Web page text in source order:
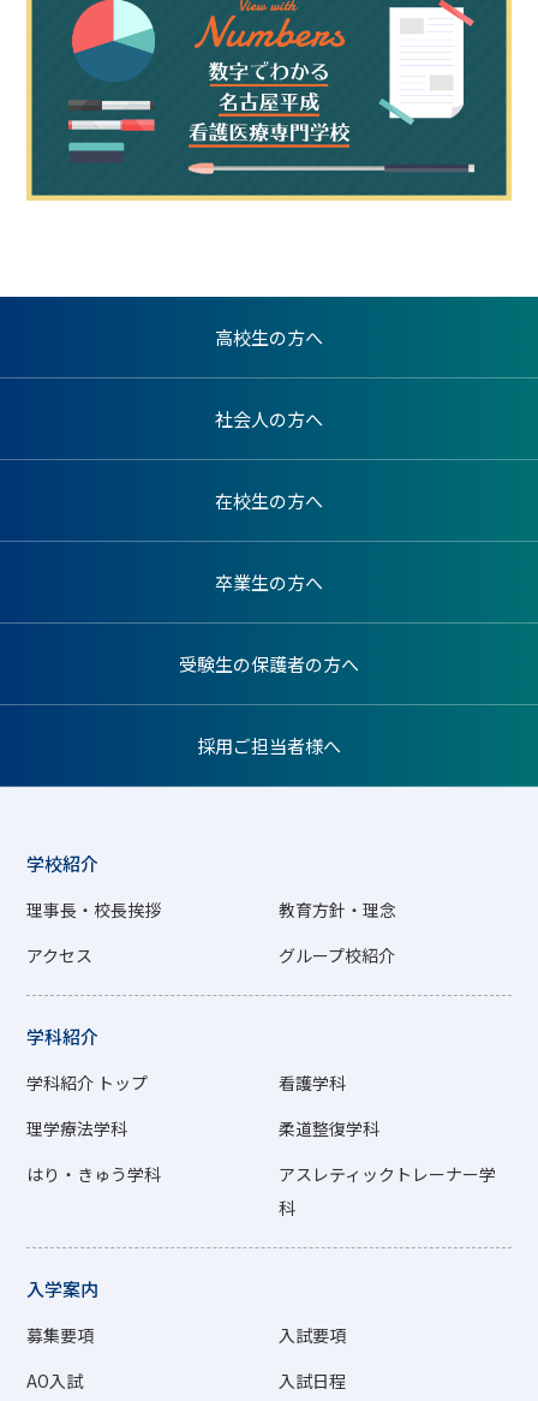
高校生の方へ
社会人の方へ
在校生の方へ
卒業生の方へ
受験生の保護者の方へ
採用ご担当者様へ
学校紹介
理事長・校長挨拶
教育方針・理念
アクセス
グループ校紹介
学科紹介
学科紹介 トップ
看護学科
理学療法学科
柔道整復学科
はり・きゅう学科
アスレティックトレーナー学
科
入学案内
募集要項
入試要項
AO入試
入試日程